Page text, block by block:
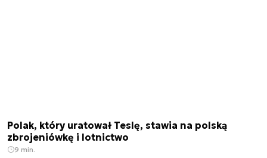
Polak, który uratował Teslę, stawia na polską
zbrojeniówkę i lotnictwo
9 min.